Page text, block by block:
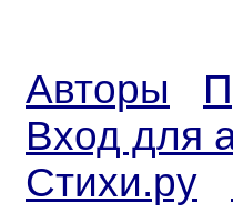
Авторы
Вход для
Стихи.ру